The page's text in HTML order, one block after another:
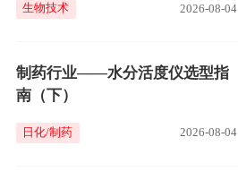
生物技术 2026-08-04
制药行业——水分活度仪选型指
南（下）
日化/制药 2026-08-04